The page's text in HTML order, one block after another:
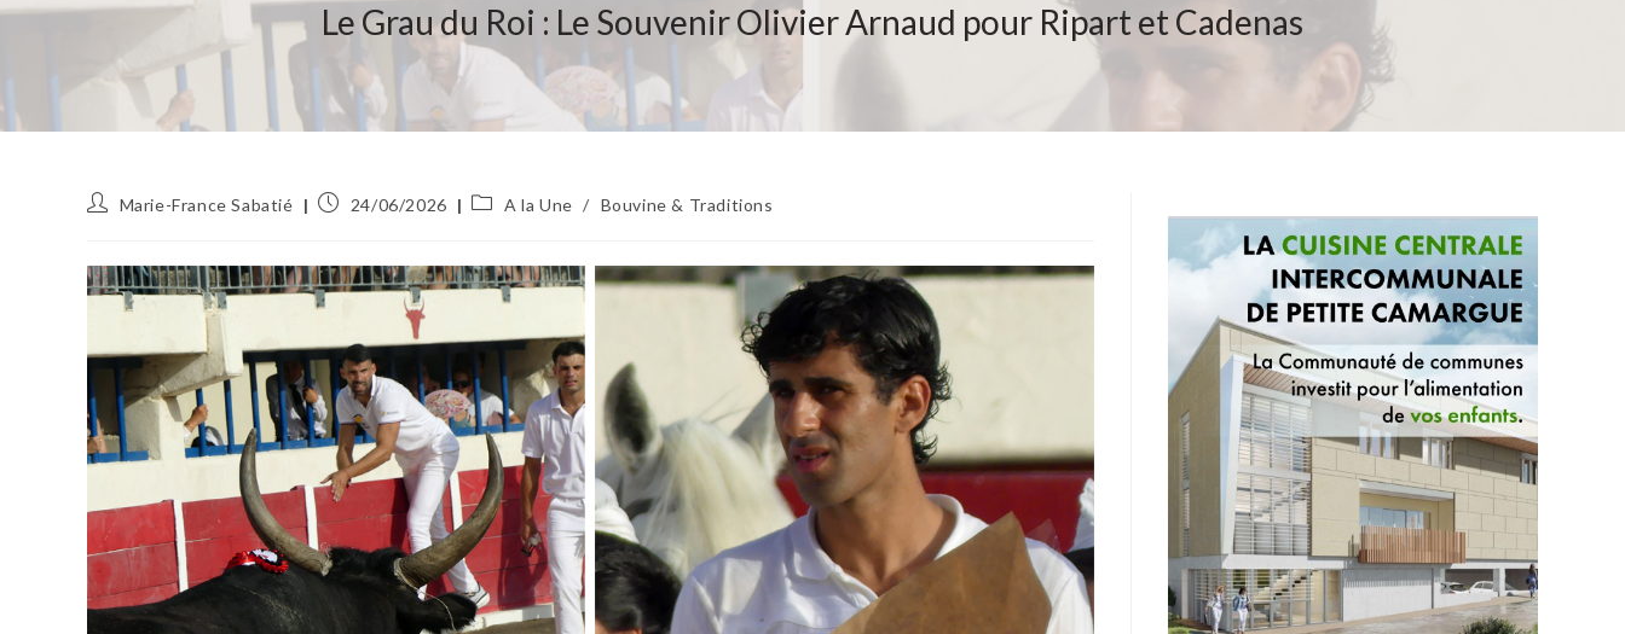
Le Grau du Roi : Le Souvenir Olivier Arnaud pour Ripart et Cadenas
Auteur/autrice
publication :
Marie-France Sabatié
Publication
24/06/2026
PostA la Une / Bouvine & Traditions